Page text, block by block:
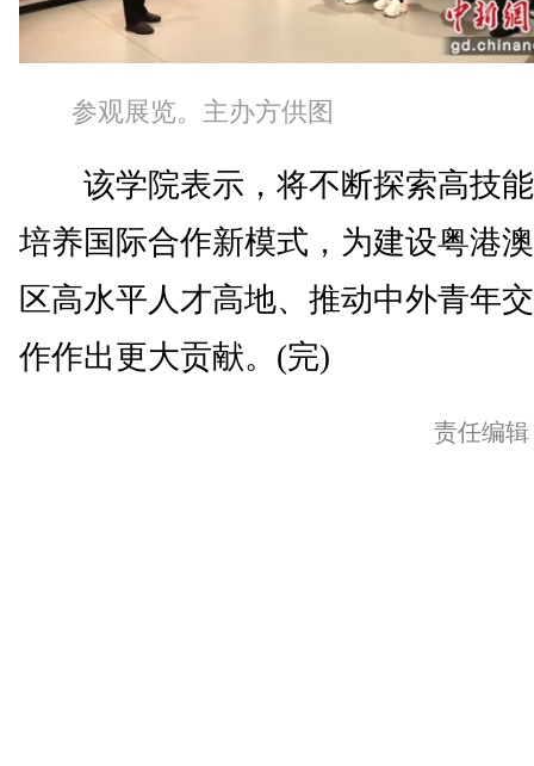
参观展览。主办方供图
该学院表示，将不断探索高技
培养国际合作新模式，为建设粤港
区高水平人才高地、推动中外青年
作作出更大贡献。(完)
责任编